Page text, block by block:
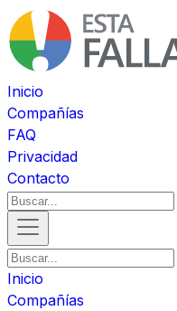
Inicio
Compañías
FAQ
Privacidad
Contacto
Inicio
Compañías